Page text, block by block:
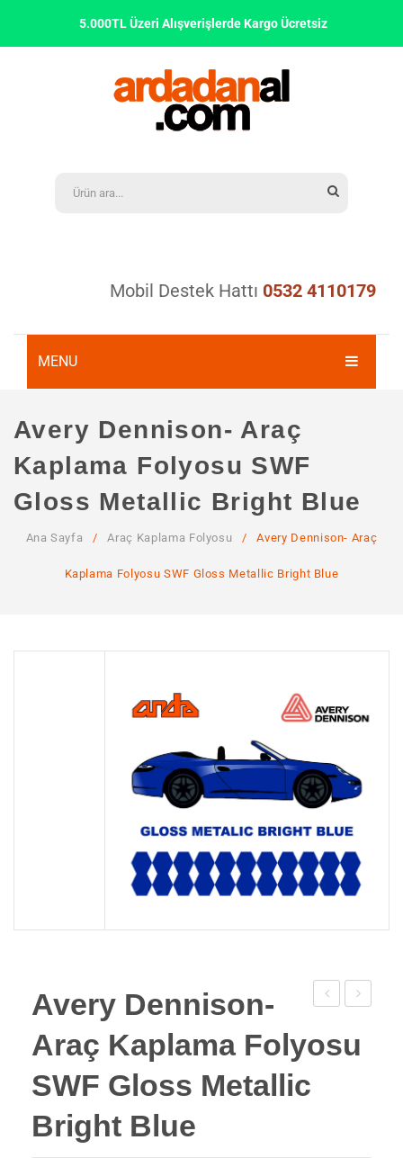
5.000TL Üzeri Alışverişlerde Kargo Ücretsiz
Mobil Destek Hattı 0532 4110179
MENU
KURUMSAL
Hakkımızda
Avery Dennison- Araç
Kaplama Folyosu SWF
Gloss Metallic Bright Blue
Ana Sayfa / Araç Kaplama Folyosu / Avery Dennison- Araç
Kaplama Folyosu SWF Gloss Metallic Bright Blue
Araç Araç
Avery Dennison-
Araç Kaplama Folyosu
SWF Gloss Metallic
Bright Blue